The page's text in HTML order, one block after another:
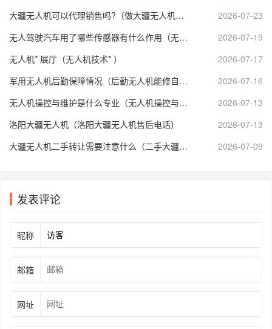
大疆无人机可以代理销售吗?（做大疆无人机代理赚钱么）
2026-07-23
无人驾驶汽车用了哪些传感器有什么作用（无人驾驶汽车用到了哪些传感器）
2026-07-19
无人机* 展厅（无人机技术* ）
2026-07-17
军用无人机后勤保障情况（后勤无人机能修自己吗）
2026-07-16
无人机操控与维护是什么专业（无人机操控与维护学什么）
2026-07-13
洛阳大疆无人机（洛阳大疆无人机售后电话）
2026-07-13
大疆无人机二手转让需要注意什么（二手大疆无人机航拍个人转让）
2026-07-09
发表评论
昵称
邮箱
网址